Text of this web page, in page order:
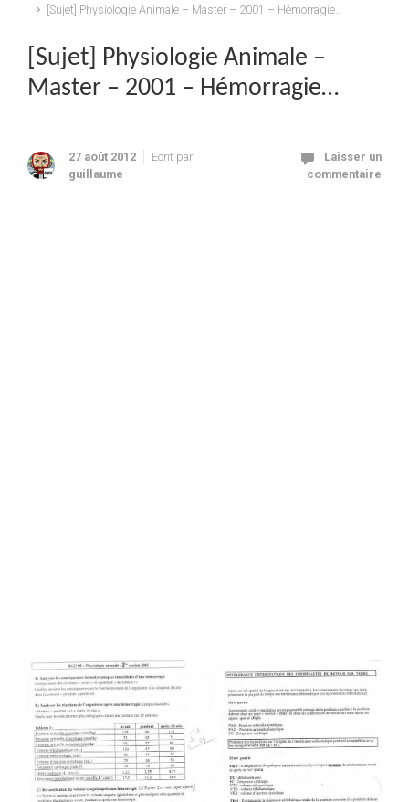
[Sujet] Physiologie Animale – Master – 2001 – Hémorragie…
[Sujet] Physiologie Animale –
Master – 2001 – Hémorragie…
27 août 2012
Ecrit par
guillaume
Laisser un
commentaire